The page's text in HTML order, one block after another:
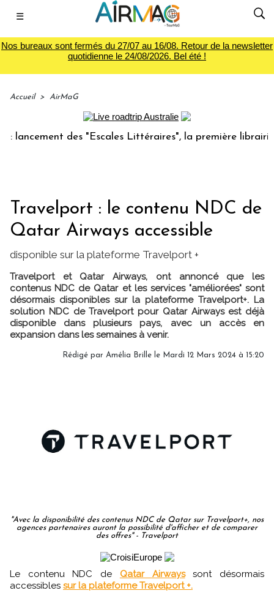
☰
Nos bureaux sont fermés du 27/07 au 16/08. Retour de la newsletter
quotidienne le 24/08/2026. Bel été !
Accueil > AirMaG
des "Escales Littéraires", la première librairie du
Travelport : le contenu NDC de
Qatar Airways accessible
disponible sur la plateforme Travelport +
Travelport et Qatar Airways, ont annoncé que les
contenus NDC de Qatar et les services "améliorées" sont
désormais disponibles sur la plateforme Travelport+. La
solution NDC de Travelport pour Qatar Airways est déjà
disponible dans plusieurs pays, avec un accès en
expansion dans les semaines à venir.
Rédigé par Amélia Brille le Mardi 12 Mars 2024 à 15:20
"Avec la disponibilité des contenus NDC de Qatar sur Travelport+, nos
agences partenaires auront la possibilité d'afficher et de comparer
des offres" - Travelport
Le contenu NDC de Qatar Airwayssont désormais
accessibles sur la plateforme Travelport +.